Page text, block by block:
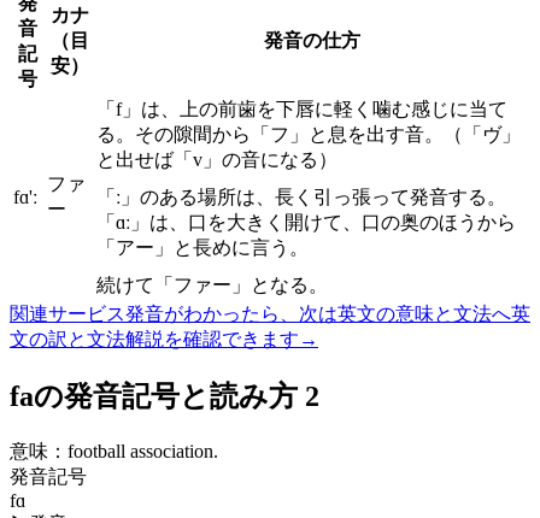
音
記
号
カナ
（目
安）
発音の仕方
fɑ'ː
ファ
ー
「f」は、上の前歯を下唇に軽く噛む感じに当て
る。その隙間から「フ」と息を出す音。（「ヴ」
と出せば「v」の音になる）
「ː」のある場所は、長く引っ張って発音する。
「ɑː」は、口を大きく開けて、口の奥のほうから
「アー」と長めに言う。
続けて「ファー」となる。
関連サービス発音がわかったら、次は英文の意味と文法へ英
文の訳と文法解説を確認できます →
faの発音記号と読み方 2
意味： football association.
発音記号
fɑ